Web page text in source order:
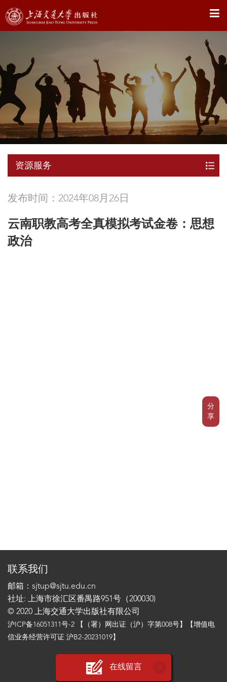
X
分
享
资源服务
发布时间：2024年08月26日
云南职教高考全真模拟考试金卷：思想
政治
联系我们
邮箱：sjtup@sjtu.edu.cn
社址: 上海市徐汇区番禺路951号（200030)
© 2020 上海交通大学出版社有限公司
沪ICP备16051311号-2 【（署）网出证（沪）字第008号】【增值电
信业务经营许可证 沪B2-20231019】
在线留言